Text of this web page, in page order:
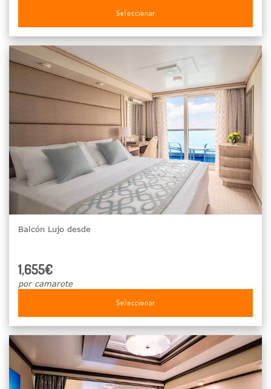
Seleccionar
Balcón Lujo desde
1,655€
por camarote
Seleccionar